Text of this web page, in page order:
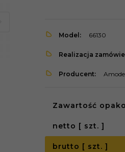
Model: 66130
Realizacja
Producent:
Zawartość
netto [ szt. ]
brutto [ szt. ]